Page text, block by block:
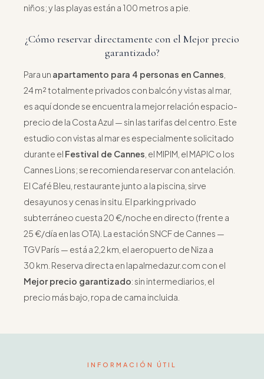
niños; y las playas están a 100 metros a pie.
¿Cómo reservar directamente con el Mejor precio
garantizado?
Para un apartamento para 4 personas en Cannes
24 m² totalmente privados con balcón y vistas al mar,
es aquí donde se encuentra la mejor relación espacio-
precio de la Costa Azul — sin las tarifas del centro. Este
estudio con vistas al mar es especialmente solicitado
durante el Festival de Cannes , el MIPIM, el MAPIC o los
Cannes Lions; se recomienda reservar con antelación.
El Café Bleu, restaurante junto a la piscina, sirve
desayunos y cenas in situ. El parking privado
subterráneo cuesta 20 €/noche en directo (frente a
25 €/día en las OTA). La estación SNCF de Cannes —
TGV París — está a 2,2 km, el aeropuerto de Niza a
30 km. Reserva directa en lapalmedazur.com con el
Mejor precio garantizado: sin intermediarios, el
precio más bajo, ropa de cama incluida.
INFORMACIÓN ÚTIL